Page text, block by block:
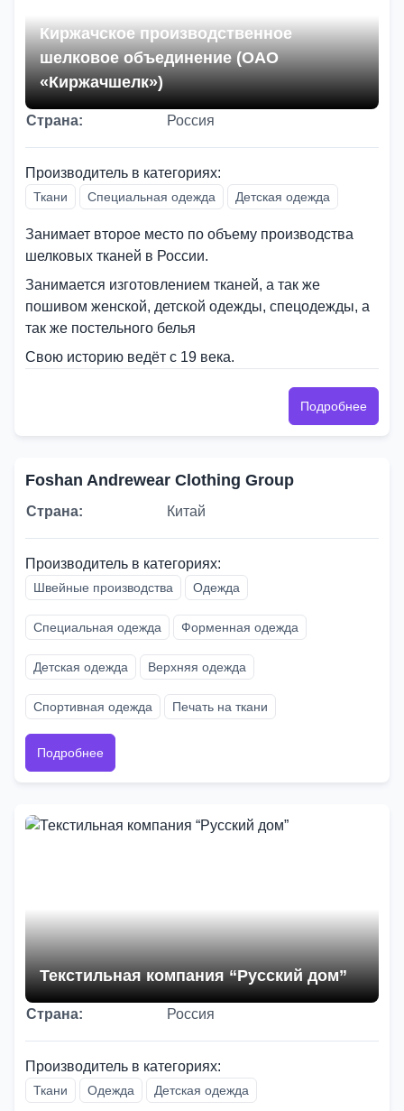
Киржачское производственное
шелковое объединение (ОАО
«Киржачшелк»)
Страна: Россия
Производитель в категориях:
Ткани Специальная одежда Детская одежда
Занимает второе место по объему производства
шелковых тканей в России.
Занимается изготовлением тканей, а так же
пошивом женской, детской одежды, спецодежды, а
так же постельного белья
Свою историю ведёт с 19 века.
Подробнее
Foshan Andrewear Clothing Group
Страна: Китай
Производитель в категориях:
Швейные производства Одежда
Специальная одежда Форменная одежда
Детская одежда Верхняя одежда
Спортивная одежда Печать на ткани
Подробнее
Текстильная компания “Русский дом”
Страна: Россия
Производитель в категориях:
Ткани Одежда Детская одежда